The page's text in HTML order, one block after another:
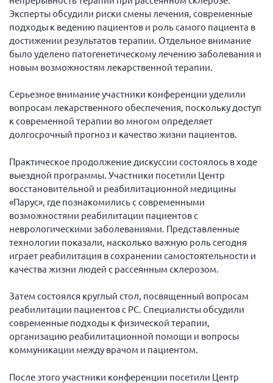
Общероссийская РС
Архангельская область
Брянская область
Владимирская область
Волгоградская область
Воронежская область
Ивановская область
Калининградская область
Кемеровская область
Кировская область
Краснодарский край
Красноярский край
Липецкая область
Ленинградская область
г. Москва
Московская область
Эксперты обсудили риски смены лечения, современные
подходы к ведению пациентов и роль самого пациента в
достижении результатов терапии. Отдельное внимание
было уделено патогенетическому лечению заболевания и
новым возможностям лекарственной терапии.
Серьезное внимание участники конференции уделили
вопросам лекарственного обеспечения, поскольку доступ
к современной терапии во многом определяет
долгосрочный прогноз и качество жизни пациентов.
Практическое продолжение дискуссии состоялось в ходе
выездной программы. Участники посетили Центр
восстановительной и реабилитационной медицины
«Парус», где познакомились с современными
возможностями реабилитации пациентов с
неврологическими заболеваниями. Представленные
технологии показали, насколько важную роль сегодня
играет реабилитация в сохранении самостоятельности и
качества жизни людей с рассеянным склерозом.
Затем состоялся круглый стол, посвященный вопросам
реабилитации пациентов с РС. Специалисты обсудили
современные подходы к физической терапии,
организацию реабилитационной помощи и вопросы
коммуникации между врачом и пациентом.
После этого участники конференции посетили Центр